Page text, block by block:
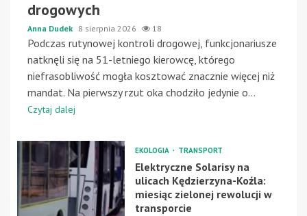
drogowych
Anna Dudek 8 sierpnia 2026 18
Podczas rutynowej kontroli drogowej, funkcjonariusze
natknęli się na 51-letniego kierowcę, którego
niefrasobliwość mogła kosztować znacznie więcej niż
mandat. Na pierwszy rzut oka chodziło jedynie o...
Czytaj dalej
EKOLOGIA TRANSPORT
Elektryczne Solarisy na
ulicach Kędzierzyna-Koźla:
miesiąc zielonej rewolucji w
transporcie